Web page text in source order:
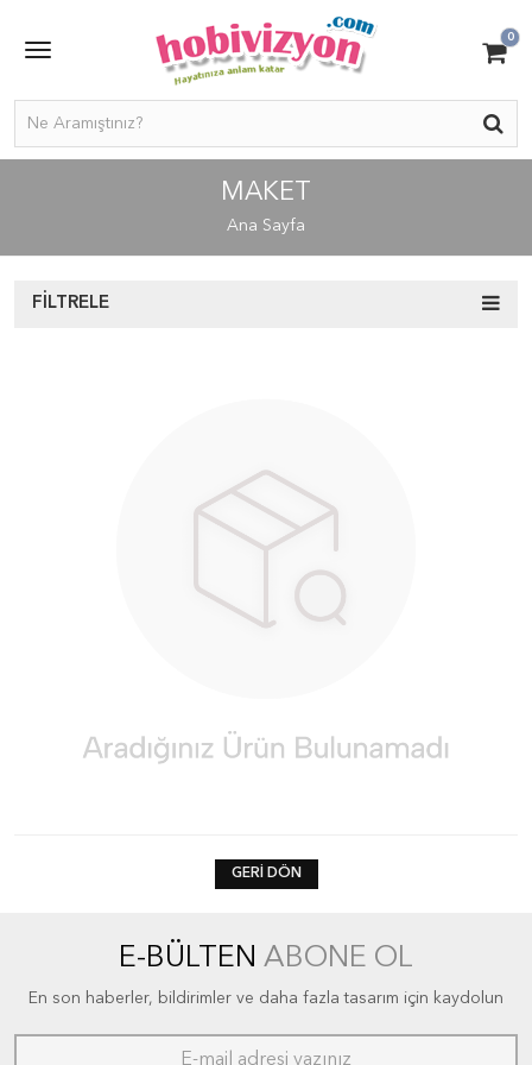
0
MAKET
Ana Sayfa
FILTRELE
GERI DÖN
E-BÜLTEN ABONE OL
En son haberler, bildirimler ve daha fazla tasarım için kaydolun